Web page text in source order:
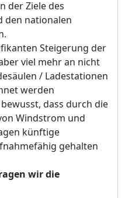
der Ziele des
den nationalen
Steigerung der
viel mehr an nicht
/ Ladestationen
werden
dass durch die
Windstrom und
künftige
gehalten
wir die